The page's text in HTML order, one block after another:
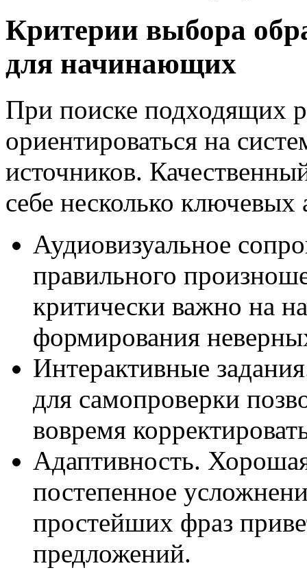
Критерии выбора
для начинающих
При поиске подходящих
ориентироваться на
источников.
себе несколько ключевых
Аудиовизуальное
правильного
критически важно на
формирования
Интерактивные
для самопроверки
вовремя
Адаптивность.
постепенное
простейших фраз
предложений.